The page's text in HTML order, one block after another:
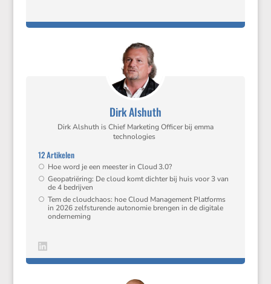
Dirk Alshuth
12 Artikelen
Dirk Alshuth is Chief Marke­ting Officer bij emma
technologies
Hoe word je een meester in Cloud 3.0?
Geopa­tri­ë­ring: De cloud komt dichter bij huis voor 3 van
de 4 bedrijven
Tem de cloud­chaos: hoe Cloud Manage­ment Platforms
in 2026 zelfstu­rende autonomie brengen in de digitale
onderneming